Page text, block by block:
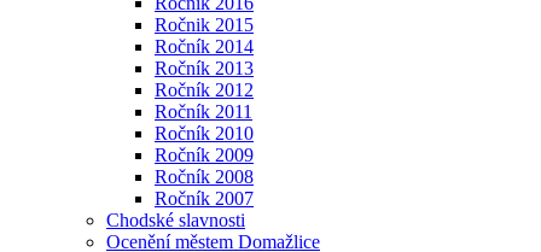
Ročnik 2015
Ročník 2014
Ročník 2013
Ročník 2012
Ročník 2011
Ročník 2010
Ročník 2009
Ročník 2008
Ročník 2007
Chodské slavnosti
Ocenění městem Domažlice